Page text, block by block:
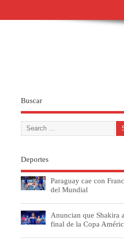
Buscar
Deportes
Paraguay cae con
del Mundial
Anuncian que Shakira
final de la Copa